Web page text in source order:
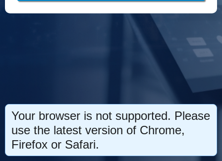
Your browser is not supported. Please
use the latest version of Chrome,
Firefox or Safari.